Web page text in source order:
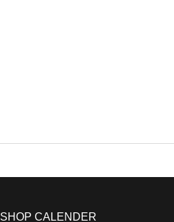
SHOP CALENDER